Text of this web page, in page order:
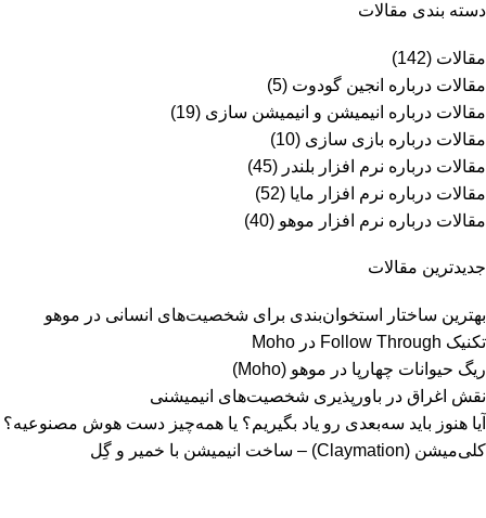
دسته بندی مقالات
مقالات (142)
مقالات درباره انجین گودوت (5)
مقالات درباره انیمیشن و انیمیشن سازی (19)
مقالات درباره بازی سازی (10)
مقالات درباره نرم افزار بلندر (45)
مقالات درباره نرم افزار مایا (52)
مقالات درباره نرم افزار موهو (40)
جدیدترین مقالات
بهترین ساختار استخوان‌بندی برای شخصیت‌های انسانی در موهو
تکنیک Follow Through در Moho
ریگ حیوانات چهارپا در موهو (Moho)
نقش اغراق در باورپذیری شخصیت‌های انیمیشنی
آیا هنوز باید سه‌بعدی‌ رو یاد بگیریم؟ یا همه‌چیز دست هوش مصنوعیه؟
کلی‌میشن (Claymation) – ساخت انیمیشن با خمیر و گِل